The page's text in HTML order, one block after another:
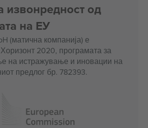
извонредност од
на ЕУ
(матична компанија) е
2020, програмата за
на истражување и иновации на
предлог бр. 782393.